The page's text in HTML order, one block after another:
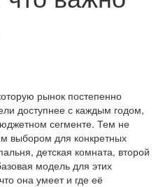
рынок постепенно
доступнее с каждым годом,
сегменте. Тем не
выбором для конкретных
детская комната, второй
модель для этих
она умеет и где её